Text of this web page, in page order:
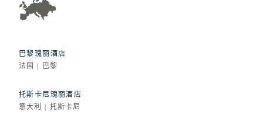
巴黎瑰丽酒店
法国 | 巴黎
托斯卡尼瑰丽酒店
意大利 | 托斯卡尼